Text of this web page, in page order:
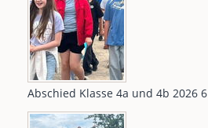
Abschied Klasse 4a und 4b 2026 6